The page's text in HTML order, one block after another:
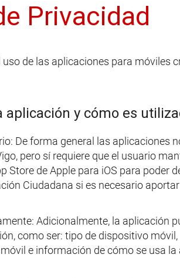
Privacidad
de las aplicaciones para móviles
y cómo es
De forma general las aplicaciones
pero sí requiere que el usuario
Store de Apple para iOS para poder
Ciudadana si es necesario
Adicionalmente, la aplicación
como ser: tipo de dispositivo móvil,
e información de cómo se usa la